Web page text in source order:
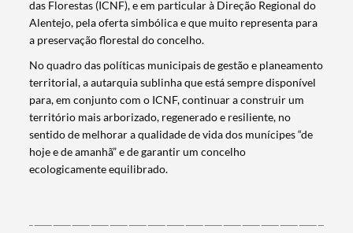
Termo de Pesquisa
das Florestas (ICNF), e em particular à Direção Regional do
Alentejo, pela oferta simbólica e que muito representa para
a preservação florestal do concelho.
No quadro das políticas municipais de gestão e planeamento
territorial, a autarquia sublinha que está sempre disponível
para, em conjunto com o ICNF, continuar a construir um
território mais arborizado, regenerado e resiliente, no
sentido de melhorar a qualidade de vida dos munícipes “de
hoje e de amanhã” e de garantir um concelho
ecologicamente equilibrado.